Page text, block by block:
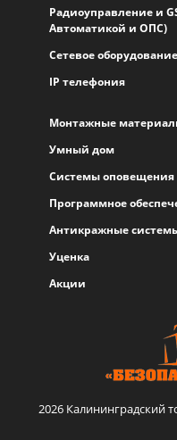
Радиоуправление и
Автоматикой и ОПС)
Сетевое оборудование
IP телефония
Монтажные
Умный дом
Системы оповещения
Программное
Антикражные
Уценка
Акции
2026 Калининградский